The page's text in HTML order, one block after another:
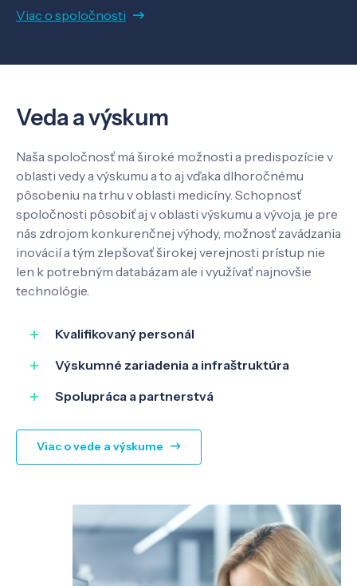
SK EN
Viac o spoločnosti
Veda a výskum
Naša spoločnosť má široké možnosti a predispozície v
oblasti vedy a výskumu a to aj vďaka dlhoročnému
pôsobeniu na trhu v oblasti medicíny. Schopnosť
spoločnosti pôsobiť aj v oblasti výskumu a vývoja, je pre
nás zdrojom konkurenčnej výhody, možnosť zavádzania
inovácií a tým zlepšovať širokej verejnosti prístup nie
len k potrebným databázam ale i využívať najnovšie
technológie.
Kvalifikovaný personál
Výskumné zariadenia a infraštruktúra
Spolupráca a partnerstvá
Viac o vede a výskume